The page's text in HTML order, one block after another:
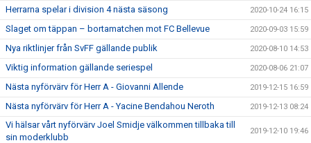
Herrarna spelar i division 4 nästa säsong 2020-10-24 16:15
Slaget om täppan – bortamatchen mot FC Bellevue 2020-09-03 15:59
Nya riktlinjer från SvFF gällande publik 2020-08-10 14:53
Viktig information gällande seriespel 2020-08-06 21:07
Nästa nyförvärv för Herr A - Giovanni Allende 2019-12-15 16:59
Nästa nyförvärv för Herr A - Yacine Bendahou Neroth 2019-12-13 08:24
Vi hälsar vårt nyförvärv Joel Smidje välkommen tillbaka till
sin moderklubb
2019-12-10 19:46